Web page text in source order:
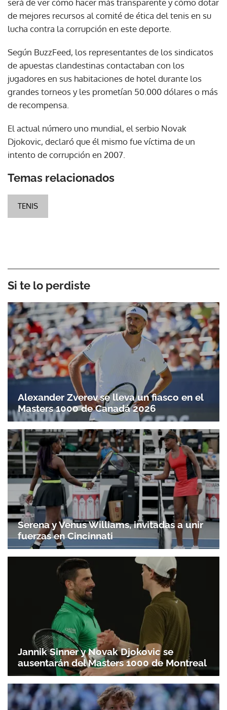
será de ver cómo hacer más transparente y cómo dotar
de mejores recursos al comité de ética del tenis en su
lucha contra la corrupción en este deporte.
Según BuzzFeed, los representantes de los sindicatos
de apuestas clandestinas contactaban con los
jugadores en sus habitaciones de hotel durante los
grandes torneos y les prometían 50.000 dólares o más
de recompensa.
El actual número uno mundial, el serbio Novak
Djokovic, declaró que él mismo fue víctima de un
intento de corrupción en 2007.
Temas relacionados
TENIS
Si te lo perdiste
Alexander Zverev se lleva un fiasco en el
Masters 1000 de Canadá 2026
Serena y Venus Williams, invitadas a unir
fuerzas en Cincinnati
Jannik Sinner y Novak Djokovic se
ausentarán del Masters 1000 de Montreal